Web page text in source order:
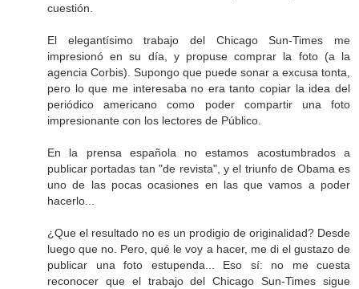
cuestión.
El elegantísimo trabajo del Chicago Sun-Times me
impresionó en su día, y propuse comprar la foto (a la
agencia Corbis). Supongo que puede sonar a excusa tonta,
pero lo que me interesaba no era tanto copiar la idea del
periódico americano como poder compartir una foto
impresionante con los lectores de Público.
En la prensa española no estamos acostumbrados a
publicar portadas tan "de revista", y el triunfo de Obama es
uno de las pocas ocasiones en las que vamos a poder
hacerlo...
¿Que el resultado no es un prodigio de originalidad? Desde
luego que no. Pero, qué le voy a hacer, me di el gustazo de
publicar una foto estupenda... Eso sí: no me cuesta
reconocer que el trabajo del Chicago Sun-Times sigue